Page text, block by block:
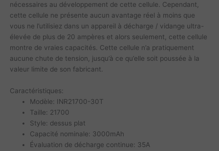
nécessaires au développement de cette cellule. Cependant,
cette cellule ne présente aucun avantage réel à moins que
vous ne l’utilisiez dans un appareil à décharge / vidange ultra-
élevée de plus de 20 ampères et alors seulement, cette cellule
montre de vraies capacités. Cette cellule n’a pratiquement
aucune chute de tension, jusqu’à ce qu’elle soit poussée à la
valeur limite de son fabricant.
Caractéristiques:
Modèle: INR21700-30T
Taille: 21700
Style: dessus plat
Capacité nominale: 3000mAh
Évaluation de décharge continue: 35A